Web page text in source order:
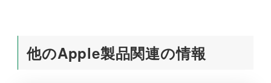
他のApple製品関連の情報